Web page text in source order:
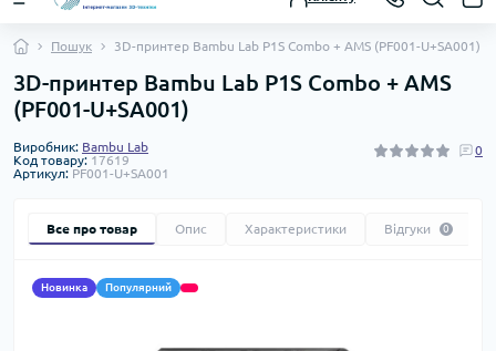
Пошук 3D-принтер Bambu Lab P1S Combo + AMS (PF001-U+SA001)
3D-принтер Bambu Lab P1S Combo + AMS
(PF001-U+SA001)
Виробник: Bambu Lab
Код товару: 17619
Артикул: PF001-U+SA001
0
Все про товар Опис Характеристики Відгуки 0
Новинка Популярний